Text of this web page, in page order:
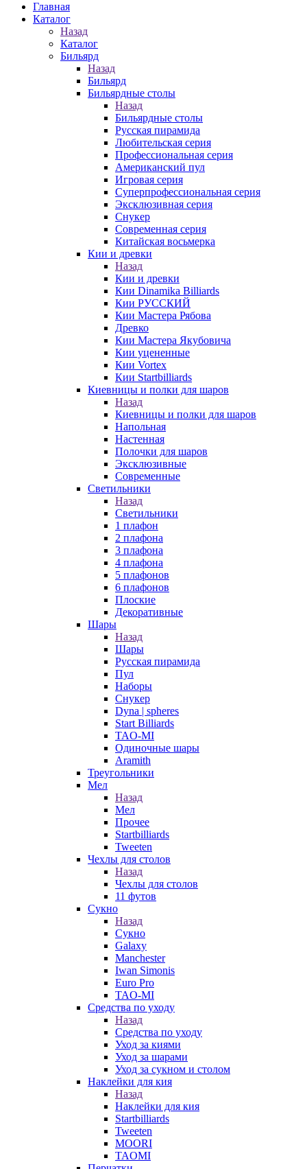
Главная
Каталог
Назад
Каталог
Бильярд
Назад
Бильярд
Бильярдные столы
Назад
Бильярдные столы
Русская пирамида
Любительская серия
Профессиональная серия
Американский пул
Игровая серия
Суперпрофессиональная серия
Эксклюзивная серия
Снукер
Современная серия
Китайская восьмерка
Кии и древки
Назад
Кии и древки
Кии Dinamika Billiards
Кии РУССКИЙ
Кии Мастера Рябова
Древко
Кии Мастера Якубовича
Кии уцененные
Кии Vortex
Кии Startbilliards
Киевницы и полки для шаров
Назад
Киевницы и полки для шаров
Напольная
Настенная
Полочки для шаров
Эксклюзивные
Современные
Светильники
Назад
Светильники
1 плафон
2 плафона
3 плафона
4 плафона
5 плафонов
6 плафонов
Плоские
Декоративные
Шары
Назад
Шары
Русская пирамида
Пул
Наборы
Снукер
Dyna | spheres
Start Billiards
TAO-MI
Одиночные шары
Aramith
Треугольники
Мел
Назад
Мел
Прочее
Startbilliards
Tweeten
Чехлы для столов
Назад
Чехлы для столов
11 футов
Сукно
Назад
Сукно
Galaxy
Manchester
Iwan Simonis
Euro Pro
TAO-MI
Средства по уходу
Назад
Средства по уходу
Уход за киями
Уход за шарами
Уход за сукном и столом
Наклейки для кия
Назад
Наклейки для кия
Startbilliards
Tweeten
MOORI
TAOMI